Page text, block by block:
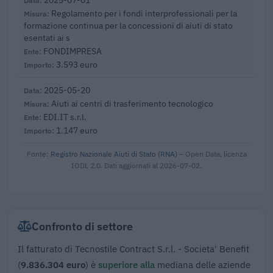
Regolamento per i fondi interprofessionali per la
formazione continua per la concessioni di aiuti di stato
esentati ai s
FONDIMPRESA
3.593 euro
2025-05-20
Aiuti ai centri di trasferimento tecnologico
EDI.IT s.r.l.
1.147 euro
Fonte: Registro Nazionale Aiuti di Stato (RNA) – Open Data, licenza
IODL 2.0. Dati aggiornati al 2026-07-02.
Confronto di settore
Il fatturato di Tecnostile Contract S.r.l. - Societa' Benefit
(9.836.304 euro) è superiore alla mediana delle aziende